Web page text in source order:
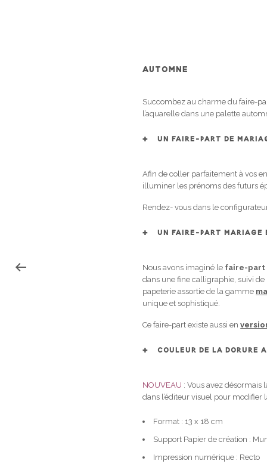
AUTOMNE
Succombez au charme du faire-
l’aquarelle dans une palette
UN FAIRE-PART DE
Afin de coller parfaitement à vos
illuminer les prénoms des futurs
Rendez- vous dans le
UN FAIRE-PART
Nous avons imaginé le faire-part
dans une fine calligraphie, suivi
papeterie assortie de la gamme
unique et sophistiqué.
Ce faire-part existe aussi en
COULEUR DE LA DORURE
NOUVEAU : Vous avez
dans l’éditeur visuel pour modifier
Format : 13 x 18 cm
Support Papier de création :
Impression numérique : Recto